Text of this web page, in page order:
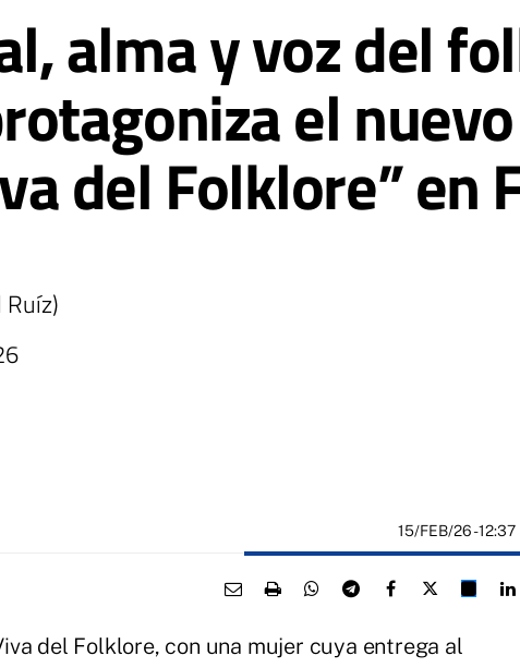
alma y voz del
el
del Folklore” en
15/FEB/26- 12:37
del Folklore, con una mujer cuya entrega al